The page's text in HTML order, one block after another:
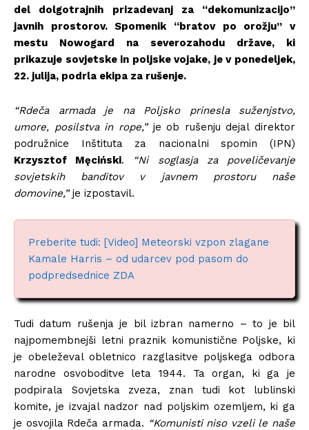
del dolgotrajnih prizadevanj za “dekomunizacijo”
javnih prostorov. Spomenik “bratov po orožju” v
mestu Nowogard na severozahodu države, ki
prikazuje sovjetske in poljske vojake, je v ponedeljek,
22. julija, podrla ekipa za rušenje.
“Rdeča armada je na Poljsko prinesla suženjstvo,
umore, posilstva in rope,”je ob rušenju dejal direktor
podružnice Inštituta za nacionalni spomin (IPN)
Krzysztof Męciński. “Ni soglasja za poveličevanje
sovjetskih banditov v javnem prostoru naše
domovine,”je izpostavil.
Preberite tudi: [Video] Meteorski vzpon zlagane
Kamale Harris – od udarcev pod pasom do
podpredsednice ZDA
Tudi datum rušenja je bil izbran namerno – to je bil
najpomembnejši letni praznik komunistične Poljske, ki
je obeleževal obletnico razglasitve poljskega odbora
narodne osvoboditve leta 1944. Ta organ, ki ga je
podpirala Sovjetska zveza, znan tudi kot lublinski
komite, je izvajal nadzor nad poljskim ozemljem, ki ga
je osvojila Rdeča armada. “Komunisti niso vzeli le naše